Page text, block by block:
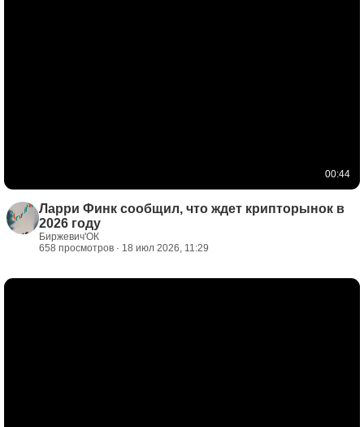
00:44
Ларри Финк сообщил, что ждет крипторынок в
2026 году
Биржевич'ОК
658 просмотров · 18 июл 2026, 11:29